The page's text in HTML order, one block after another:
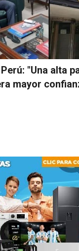
"Una alta
mayor